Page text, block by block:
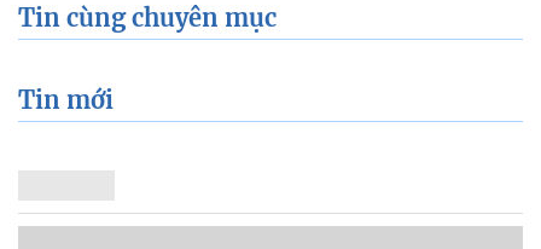
Tin cùng chuyên mục
Tin mới